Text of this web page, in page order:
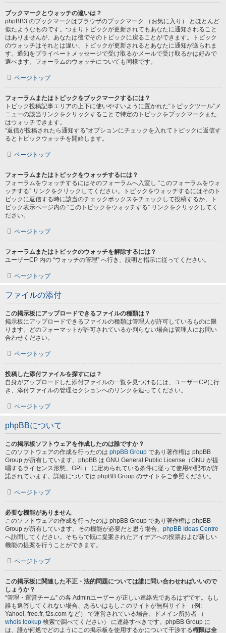
ブックマークとウォッチの違いは？
phpBB3 のブックマークはブラウザのブックマーク （お気に入り） とほとんど
似たようなものです。つまりトピックが更新されてもあなたに通知されること
はありませんが、あなたは後でそのトピックに戻ることができます。トピック
のウォッチはそれとは違い、トピックが更新されるとあなたに通知が送られま
す。通知をプライベートメッセージで受け取るかメールで受け取るかは好みで
選べます。フォーラムのウォッチについても同様です。
ページトップ
フォーラムまたはトピックをブックマークするには？
トピック投稿記事エリアの上下に使いやすいように置かれた“トピックツール”メ
ニューの該当リンクをクリックすることで特定のトピックをブックマークまた
はウォッチできます。
“返信が投稿されたら通知する”オプションにチェックを入れてトピックに返信す
るとトピックウォッチを開始します。
ページトップ
フォーラムまたはトピックをウォッチするには？
フォーラムをウォッチするにはそのフォーラムへ入室し “このフォーラムをウォ
ッチする” リンクをクリックしてください。トピックをウォッチするにはそのト
ピックに返信する時に該当のチェックボックスをチェックして投稿するか、ト
ピック表示ページ内の “このトピックをウォッチする” リンクをクリックしてく
ださい。
ページトップ
フォーラムまたはトピックのウォッチを解除するには？
ユーザーCP 内の “ウォッチの管理” へ行き、説明と指示に従ってください。
ページトップ
ファイルの添付
この掲示板にアップロードできるファイルの種類は？
掲示板にアップロードできるファイルの種類は管理人が許可しているものに限
ります。どのフォーマットが許可されているか判らない場合は管理人にお問い
合わせください。
ページトップ
投稿した添付ファイルを探すには？
自身がアップロードした添付ファイルの一覧を見つけるには、ユーザーCPに行
き、添付ファイルの管理セクションへのリンクを辿ってください。
ページトップ
phpBBについて
この掲示板ソフトウェアを作成したのは誰ですか？
このソフトウェアの作成を行ったのは phpBB Group であり著作権は phpBB
Group が所有しています。phpBB は GNU General Public License（GNU が提
唱するライセンス形態、GPL） に定められている条件に従って使用や配布が許
諾されています。詳細については phpBB Group のサイトをご参照ください。
ページトップ
必要な機能がありません
このソフトウェアの作成を行ったのは phpBB Group であり著作権は phpBB
Group が所有しています。その機能が必要だと思う場合、 phpBB Ideas Centre
へ訪問してください。そちらで既に提案されたアイデアへの投票および新しい
機能の提案を行うことができます。
ページトップ
この掲示板に関連した不正・法的問題については誰に問い合わせればいいので
しょうか？
“管理・運営チーム” の各 Adminユーザー が正しい連絡先であるはずです。もし
誰も返答してくれない場合、あるいはもしこのサイトが無料サイト （例:
Yahoo!, free.fr, f2s.com など） で運営されている場合、ドメイン所持者 （
whois lookup 検索で調べてください） に連絡すべきです。phpBB Group に
は、誰が何処でどのようにこの掲示板を使用するかについて干渉する権限は全